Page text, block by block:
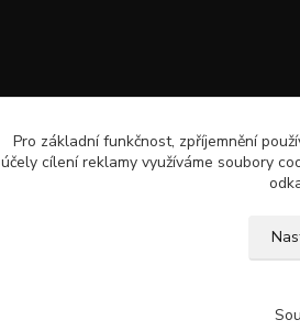
Pro základní funkčnost, zpříjemnění
účely cílení reklamy využíváme soubory